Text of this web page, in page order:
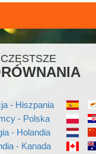
- Hiszpania
- Polska
- Holandia
- Kanada